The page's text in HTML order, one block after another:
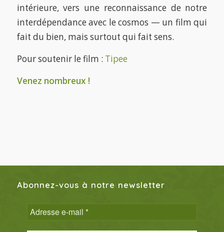
intérieure, vers une reconnaissance de notre
interdépendance avec le cosmos — un film qui
fait du bien, mais surtout qui fait sens.
Pour soutenir le film : Tipee
Venez nombreux !
Abonnez-vous à notre newsletter